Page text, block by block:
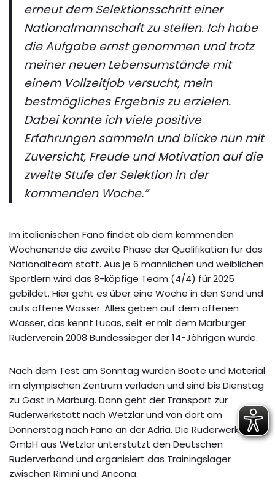
erneut dem Selektionsschritt einer
Nationalmannschaft zu stellen. Ich habe
die Aufgabe ernst genommen und trotz
meiner neuen Lebensumstände mit
einem Vollzeitjob versucht, mein
bestmögliches Ergebnis zu erzielen.
Dabei konnte ich viele positive
Erfahrungen sammeln und blicke nun mit
Zuversicht, Freude und Motivation auf die
zweite Stufe der Selektion in der
kommenden Woche.”
Im italienischen Fano findet ab dem kommenden
Wochenende die zweite Phase der Qualifikation für das
Nationalteam statt. Aus je 6 männlichen und weiblichen
Sportlern wird das 8-köpfige Team (4/4) für 2025
gebildet. Hier geht es über eine Woche in den Sand und
aufs offene Wasser. Alles geben auf dem offenen
Wasser, das kennt Lucas, seit er mit dem Marburger
Ruderverein 2008 Bundessieger der 14-Jährigen wurde.
Nach dem Test am Sonntag wurden Boote und Material
im olympischen Zentrum verladen und sind bis Dienstag
zu Gast in Marburg. Dann geht der Transport zur
Ruderwerkstatt nach Wetzlar und von dort am
Donnerstag nach Fano an der Adria. Die Ruderwerkstatt
GmbH aus Wetzlar unterstützt den Deutschen
Ruderverband und organisiert das Trainingslager
zwischen Rimini und Ancona.